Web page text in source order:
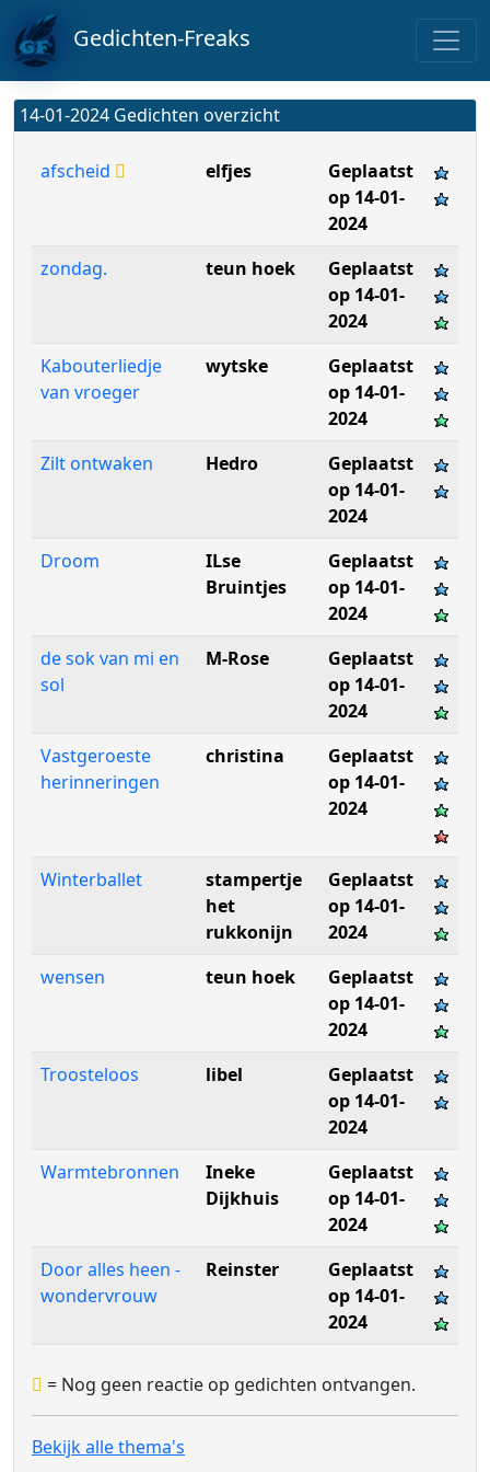
Gedichten-Freaks
14-01-2024 Gedichten overzicht
afscheid elfjes
Geplaatst
op 14-01-
2024
zondag.
teun hoek
Geplaatst
op 14-01-
2024
Kabouterliedje
van vroeger
wytske
Geplaatst
op 14-01-
2024
Zilt ontwaken
Hedro
Geplaatst
op 14-01-
2024
Droom
ILse
Bruintjes
Geplaatst
op 14-01-
2024
de sok van mi en
sol
M-Rose
Geplaatst
op 14-01-
2024
Vastgeroeste
herinneringen
christina
Geplaatst
op 14-01-
2024
Winterballet
stampertje
het
rukkonijn
Geplaatst
op 14-01-
2024
wensen
teun hoek
Geplaatst
op 14-01-
2024
Troosteloos
libel
Geplaatst
op 14-01-
2024
Warmtebronnen
Ineke
Dijkhuis
Geplaatst
op 14-01-
2024
Door alles heen -
wondervrouw
Reinster
Geplaatst
op 14-01-
2024
= Nog geen reactie op gedichten ontvangen.
Bekijk alle thema's